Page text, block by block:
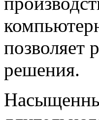
позволяет
решения.